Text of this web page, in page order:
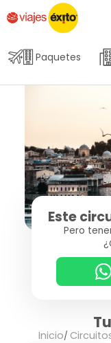
Paquetes
Este
Pero
Inicio